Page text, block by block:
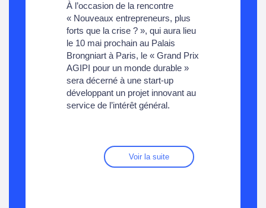
À l’occasion de la rencontre
« Nouveaux entrepreneurs, plus
forts que la crise ? », qui aura lieu
le 10 mai prochain au Palais
Brongniart à Paris, le « Grand Prix
AGIPI pour un monde durable »
sera décerné à une start-up
développant un projet innovant au
service de l’intérêt général.
Voir la suite